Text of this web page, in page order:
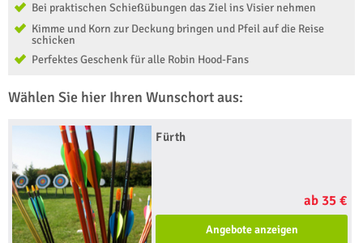
Bei praktischen Schießübungen das Ziel ins Visier nehmen
Kimme und Korn zur Deckung bringen und Pfeil auf die Reise
schicken
Perfektes Geschenk für alle Robin Hood-Fans
Wählen Sie hier Ihren Wunschort aus:
Fürth
ab 35 €
Angebote anzeigen